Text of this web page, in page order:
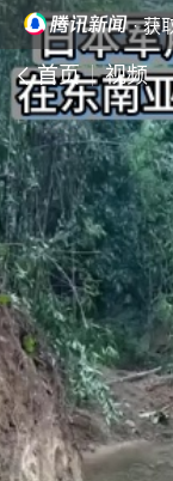
· 获
首页 视频